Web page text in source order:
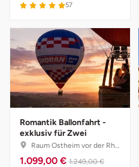
57
Romantik Ballonfahrt -
exklusiv für Zwei
Raum Ostheim vor der Rhön, Bayern
1.099,00 € 1.249,00 €